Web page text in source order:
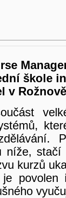
škole
v
níže,
kurzů